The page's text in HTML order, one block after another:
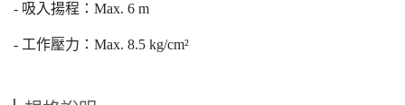
- 吸入揚程：Max. 6 m
- 工作壓力：Max. 8.5 kg/cm²